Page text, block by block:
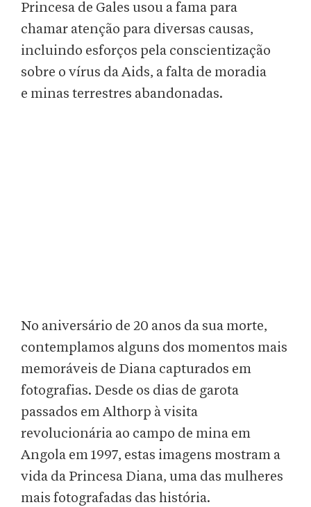
Princesa de Gales usou a fama para
chamar atenção para diversas causas,
incluindo esforços pela conscientização
sobre o vírus da Aids, a falta de moradia
e minas terrestres abandonadas.
No aniversário de 20 anos da sua morte,
contemplamos alguns dos momentos mais
memoráveis de Diana capturados em
fotografias. Desde os dias de garota
passados em Althorp à visita
revolucionária ao campo de mina em
Angola em 1997, estas imagens mostram a
vida da Princesa Diana, uma das mulheres
mais fotografadas das história.